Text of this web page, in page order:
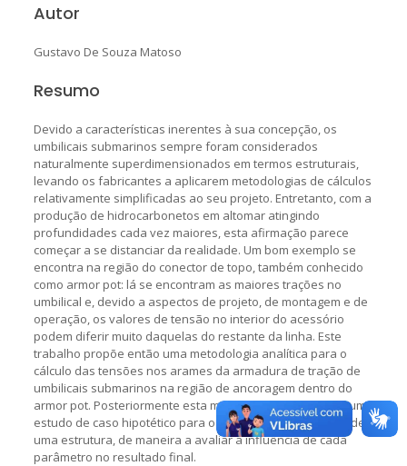
Autor
Gustavo De Souza Matoso
Resumo
Devido a características inerentes à sua concepção, os
umbilicais submarinos sempre foram considerados
naturalmente superdimensionados em termos estruturais,
levando os fabricantes a aplicarem metodologias de cálculos
relativamente simplificadas ao seu projeto. Entretanto, com a
produção de hidrocarbonetos em altomar atingindo
profundidades cada vez maiores, esta afirmação parece
começar a se distanciar da realidade. Um bom exemplo se
encontra na região do conector de topo, também conhecido
como armor pot: lá se encontram as maiores trações no
umbilical e, devido a aspectos de projeto, de montagem e de
operação, os valores de tensão no interior do acessório
podem diferir muito daquelas do restante da linha. Este
trabalho propõe então uma metodologia analítica para o
cálculo das tensões nos arames da armadura de tração de
umbilicais submarinos na região de ancoragem dentro do
armor pot. Posteriormente esta metodologia é aplicada num
estudo de caso hipotético para o cálculo de vida à fadiga de
uma estrutura, de maneira a avaliar a influência de cada
parâmetro no resultado final.